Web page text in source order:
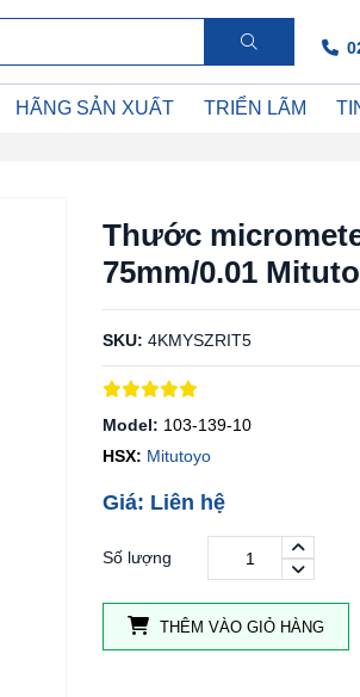
HÃNG SẢN XUẤT TRIỂN LÃM
Thước
75mm/0.01
SKU: 4KMYSZRIT5
Model: 103-139-10
HSX: Mitutoyo
Giá: Liên hệ
Số lượng
THÊM VÀO GIỎ HÀNG